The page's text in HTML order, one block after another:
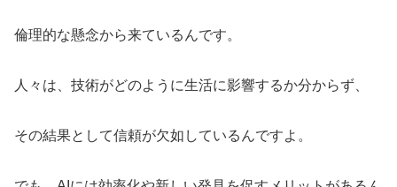
倫理的な懸念から来ているんです。
人々は、技術がどのように生活に影響するか分からず、
その結果として信頼が欠如しているんですよ。